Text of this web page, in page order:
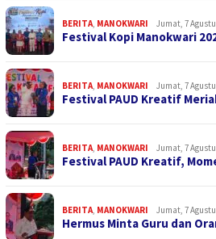
BERITA MANOKWARI Jumat, 7
Festival Kopi Manokwari
BERITA MANOKWARI Jumat, 7
Festival PAUD Kreatif
BERITA MANOKWARI Jumat, 7
Festival PAUD Kreatif,
BERITA MANOKWARI Jumat, 7
Hermus Minta Guru dan